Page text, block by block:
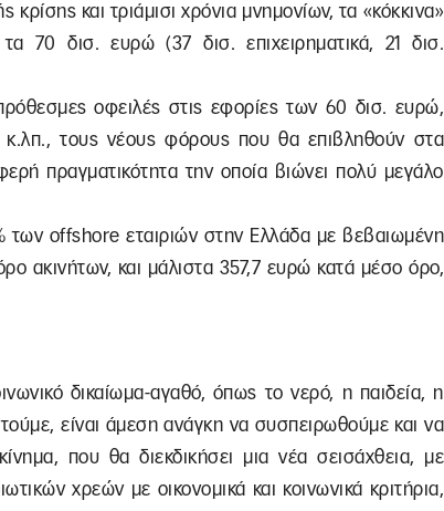
κρίσης και τριάμισι χρόνια μνημονίων, τα «κόκκινα»
70 δισ. ευρώ (37 δισ. επιχειρηματικά, 21 δισ.
οφειλές στις εφορίες των 60 δισ. ευρώ,
κ.λπ., τους νέους φόρους που θα επιβληθούν στα
πραγματικότητα την οποία βιώνει πολύ μεγάλο
των offshore εταιριών στην Ελλάδα με βεβαιωμένη
ακινήτων, και μάλιστα 357,7 ευρώ κατά μέσο όρο,
δικαίωμα-αγαθό, όπως το νερό, η παιδεία, η
είναι άμεση ανάγκη να συσπειρωθούμε και να
που θα διεκδικήσει μια νέα σεισάχθεια, με
χρεών με οικονομικά και κοινωνικά κριτήρια,